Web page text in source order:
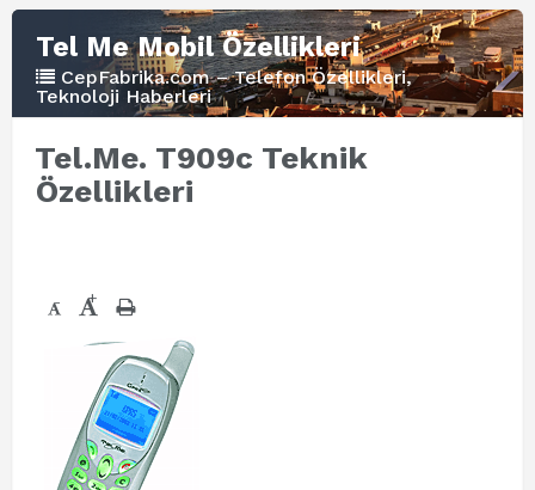
Tel Me Mobil Özellikleri
CepFabrika.com – Telefon Özellikleri,
Teknoloji Haberleri
Tel.Me. T909c Teknik
Özellikleri
- +